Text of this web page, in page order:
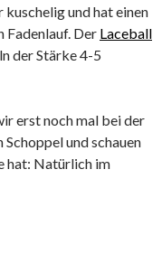
und hat einen
Fadenlauf. Der Laceball
der Stärke 4-5
erst noch mal bei der
und schauen
hat: Natürlich im